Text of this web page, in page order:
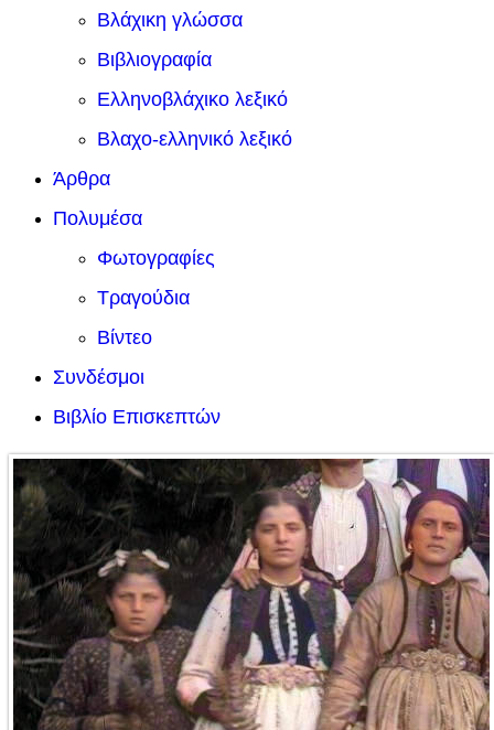
Βλάχικη γλώσσα
Βιβλιογραφία
Ελληνοβλάχικο λεξικό
Βλαχο-ελληνικό λεξικό
Άρθρα
Πολυμέσα
Φωτογραφίες
Τραγούδια
Βίντεο
Συνδέσμοι
Βιβλίο Επισκεπτών